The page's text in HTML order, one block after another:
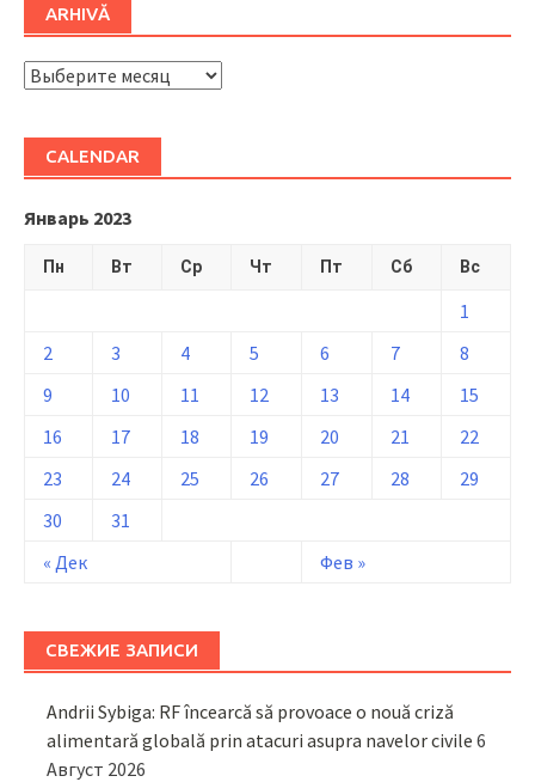
ARHIVĂ
ARHIVĂ
CALENDAR
Январь 2023
Пн Вт Ср Чт Пт Сб Вс
« Дек Фев »
1
2
3 4 5 6 7
8
9
10 11 12 13 14
15
16
17 18 19 20 21
22
23
24 25 26 27 28
29
30
31
СВЕЖИЕ ЗАПИСИ
Andrii Sybiga: RF încearcă să provoace o nouă criză
alimentară globală prin atacuri asupra navelor civile 6
Август 2026